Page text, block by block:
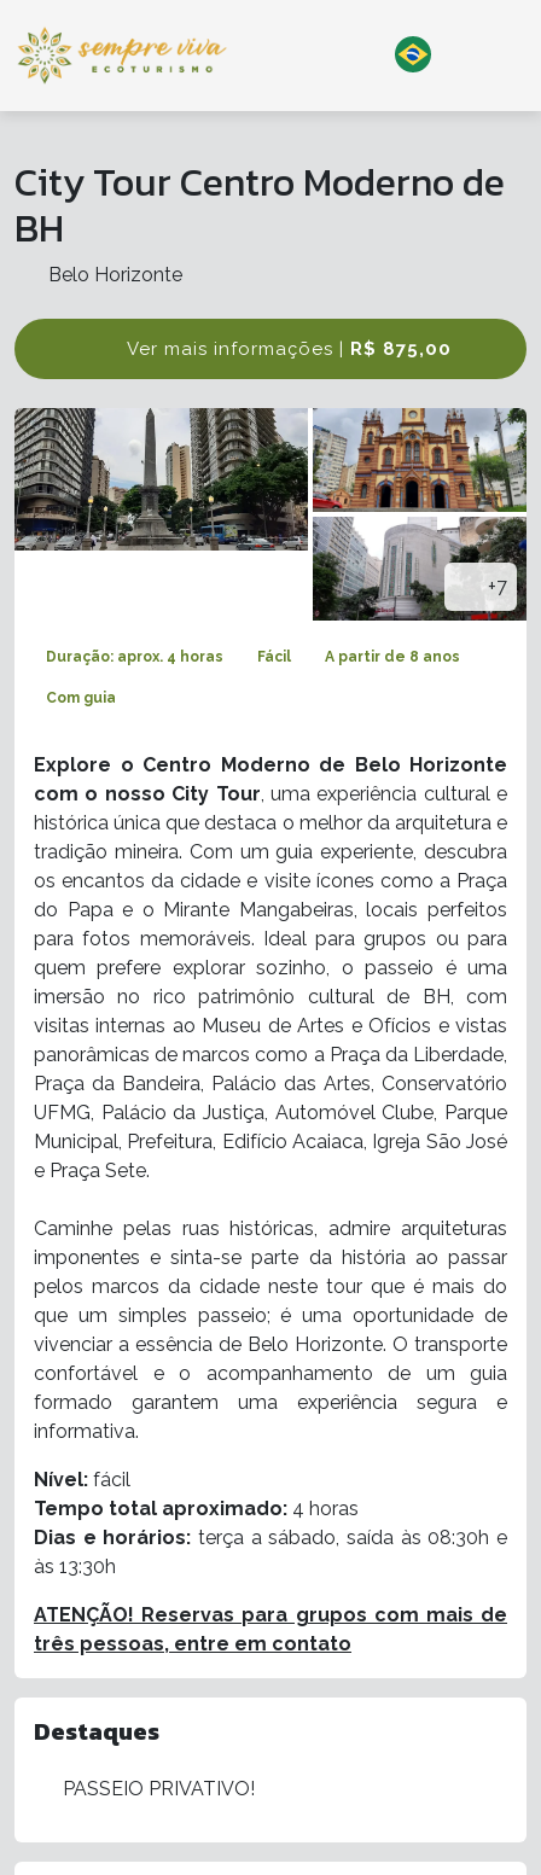
City Tour Centro Moderno de
BH
Belo Horizonte
Ver mais informações | R$ 875,00
+7
Duração: aprox. 4 horas Fácil A partir de 8 anos
Com guia
Explore o Centro Moderno de Belo Horizonte
com o nosso City Tour , uma experiência cultural e
histórica única que destaca o melhor da arquitetura e
tradição mineira. Com um guia experiente, descubra
os encantos da cidade e visite ícones como a Praça
do Papa e o Mirante Mangabeiras, locais perfeitos
para fotos memoráveis. Ideal para grupos ou para
quem prefere explorar sozinho, o passeio é uma
imersão no rico patrimônio cultural de BH, com
visitas internas ao Museu de Artes e Ofícios e vistas
panorâmicas de marcos como a Praça da Liberdade,
Praça da Bandeira, Palácio das Artes, Conservatório
UFMG, Palácio da Justiça, Automóvel Clube, Parque
Municipal, Prefeitura, Edifício Acaiaca, Igreja São José
e Praça Sete.
Caminhe pelas ruas históricas, admire arquiteturas
imponentes e sinta-se parte da história ao passar
pelos marcos da cidade neste tour que é mais do
que um simples passeio; é uma oportunidade de
vivenciar a essência de Belo Horizonte. O transporte
confortável e o acompanhamento de um guia
formado garantem uma experiência segura e
informativa.
Nível: fácil
Tempo total aproximado: 4 horas
Dias e horários: terça a sábado, saída às 08:30h e
às 13:30h
ATENÇÃO! Reservas para grupos com mais de
três pessoas, entre em contato
Destaques
PASSEIO PRIVATIVO!